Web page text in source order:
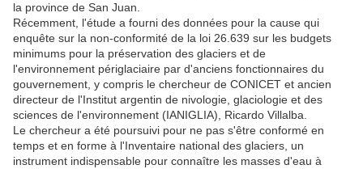
la province de San Juan.
Récemment, l'étude a fourni des données pour la cause qui
enquête sur la non-conformité de la loi 26.639 sur les budgets
minimums pour la préservation des glaciers et de
l'environnement périglaciaire par d'anciens fonctionnaires du
gouvernement, y compris le chercheur de CONICET et ancien
directeur de l'Institut argentin de nivologie, glaciologie et des
sciences de l'environnement (IANIGLIA), Ricardo Villalba.
Le chercheur a été poursuivi pour ne pas s'être conformé en
temps et en forme à l'Inventaire national des glaciers, un
instrument indispensable pour connaître les masses d'eau à